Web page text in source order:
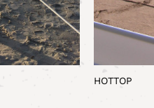
HOTTOP